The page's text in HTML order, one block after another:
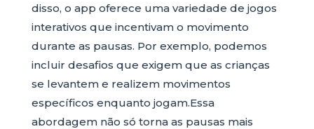
disso, o app oferece uma variedade de jogos
interativos que incentivam o movimento
durante as pausas. Por exemplo, podemos
incluir desafios que exigem que as crianças
se levantem e realizem movimentos
específicos enquanto jogam.Essa
abordagem não só torna as pausas mais